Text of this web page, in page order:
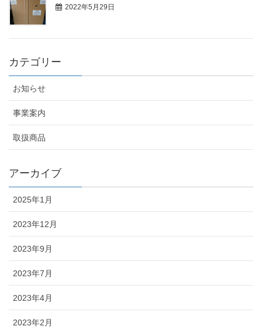
2022年5月29日
カテゴリー
お知らせ
事業案内
取扱商品
アーカイブ
2025年1月
2023年12月
2023年9月
2023年7月
2023年4月
2023年2月